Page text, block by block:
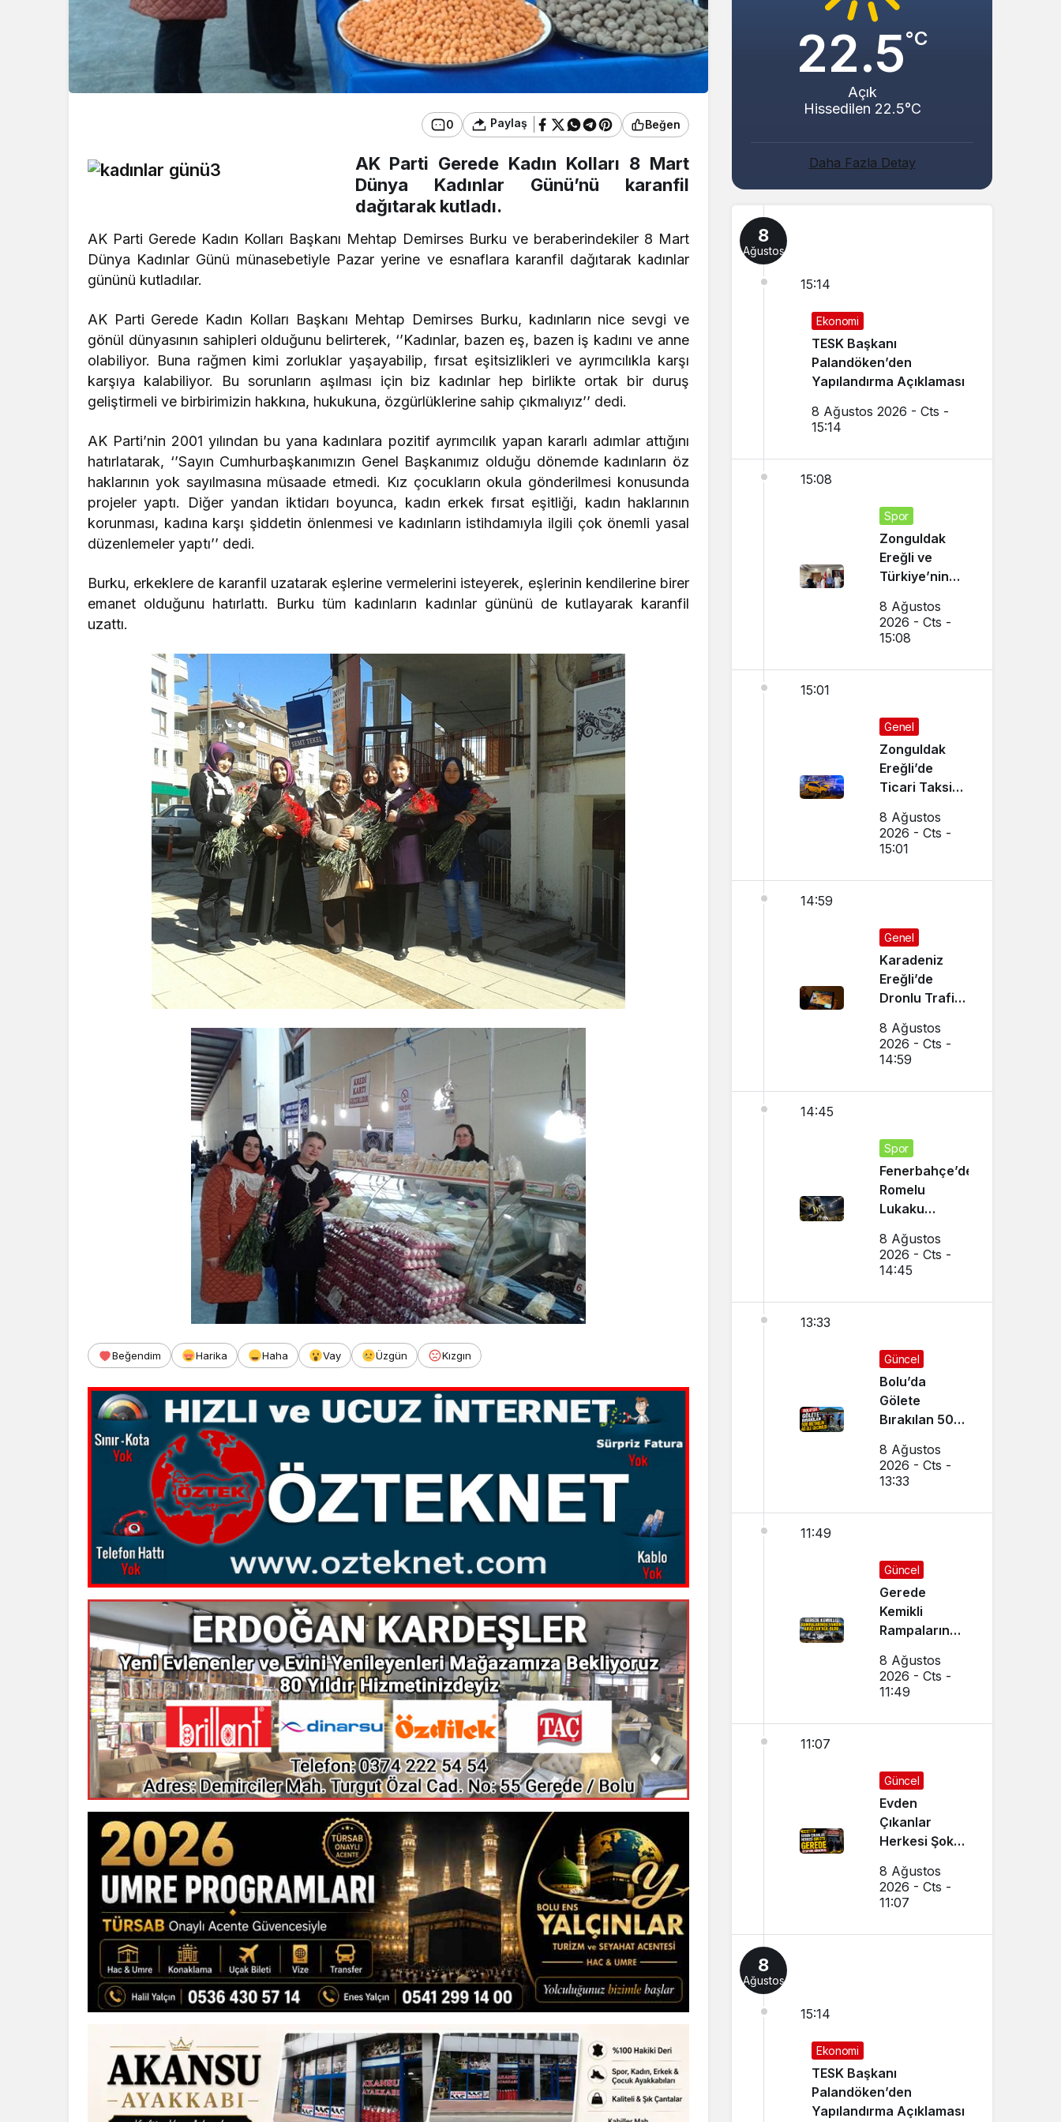
0 Paylaş Beğen
AK Parti Gerede Kadın Kolları 8 Mart
Dünya Kadınlar Günü’nü karanfil
dağıtarak kutladı.
AK Parti Gerede Kadın Kolları Başkanı Mehtap Demirses Burku ve beraberindekiler 8 Mart
Dünya Kadınlar Günü münasebetiyle Pazar yerine ve esnaflara karanfil dağıtarak kadınlar
gününü kutladılar.
AK Parti Gerede Kadın Kolları Başkanı Mehtap Demirses Burku, kadınların nice sevgi ve
gönül dünyasının sahipleri olduğunu belirterek, ‘’Kadınlar, bazen eş, bazen iş kadını ve anne
olabiliyor. Buna rağmen kimi zorluklar yaşayabilip, fırsat eşitsizlikleri ve ayrımcılıkla karşı
karşıya kalabiliyor. Bu sorunların aşılması için biz kadınlar hep birlikte ortak bir duruş
geliştirmeli ve birbirimizin hakkına, hukukuna, özgürlüklerine sahip çıkmalıyız’’ dedi.
AK Parti’nin 2001 yılından bu yana kadınlara pozitif ayrımcılık yapan kararlı adımlar attığını
hatırlatarak, ‘’Sayın Cumhurbaşkanımızın Genel Başkanımız olduğu dönemde kadınların öz
haklarının yok sayılmasına müsaade etmedi. Kız çocukların okula gönderilmesi konusunda
projeler yaptı. Diğer yandan iktidarı boyunca, kadın erkek fırsat eşitliği, kadın haklarının
korunması, kadına karşı şiddetin önlenmesi ve kadınların istihdamıyla ilgili çok önemli yasal
düzenlemeler yaptı’’ dedi.
Burku, erkeklere de karanfil uzatarak eşlerine vermelerini isteyerek, eşlerinin kendilerine birer
emanet olduğunu hatırlattı. Burku tüm kadınların kadınlar gününü de kutlayarak karanfil
uzattı.
Beğendim Harika Haha Vay Üzgün Kızgın
22.5°C
Açık
Hissedilen 22.5°C
Daha Fazla Detay
8
Ağustos
15:14
Ekonomi
TESK Başkanı
Palandöken’den
Yapılandırma Açıklaması
8 Ağustos 2026 - Cts -
15:14
15:08
Spor
Zonguldak
Ereğli ve
Türkiye’nin
8 Ağustos
2026 - Cts -
15:08
15:01
Genel
Zonguldak
Ereğli’de
Ticari Taksi
Çarpıştı
8 Ağustos
2026 - Cts -
15:01
14:59
Genel
Karadeniz
Ereğli’de
Dronlu Trafik
Yapılıyor
8 Ağustos
2026 - Cts -
14:59
14:45
Spor
Fenerbahçe’den
Romelu
Lukaku
Napoli ile
Görüşmeler
8 Ağustos
2026 - Cts -
14:45
13:33
Güncel
Bolu’da
Gölete
Bırakılan 500
Ele Geçirildi
8 Ağustos
2026 - Cts -
13:33
11:49
Güncel
Gerede
Kemikli
Rampalarında
Araçlar Kül
Oldu
8 Ağustos
2026 - Cts -
11:49
11:07
Güncel
Evden
Çıkanlar
Herkesi Şoke
Cezaevine
Gönderildi
8 Ağustos
2026 - Cts -
11:07
8
Ağustos
15:14
Ekonomi
TESK Başkanı
Palandöken’den
Yapılandırma Açıklaması